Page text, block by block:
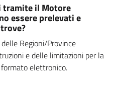
tramite il Motore
essere prelevati e
Regioni/Province
e delle limitazioni per la
elettronico.